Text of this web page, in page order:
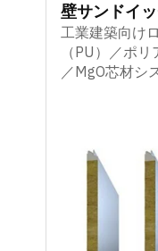
壁サンドイ
工業建築向け
（PU）／ポ
／MgO芯材シ